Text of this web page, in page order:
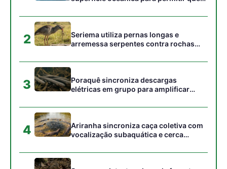
Surucucu detecta calor pela fosseta
loreal e prepara ataque de emboscada
Gostou desta reportagem?
Siga a Revista Amazônia no Google News